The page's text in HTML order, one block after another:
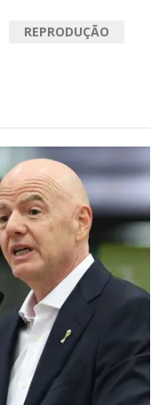
REPRODUÇÃO